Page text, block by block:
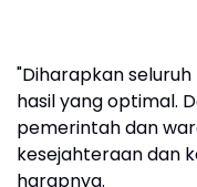
"Diharapkan
hasil yang optimal.
pemerintah dan
kesejahteraan dan
harapnya.